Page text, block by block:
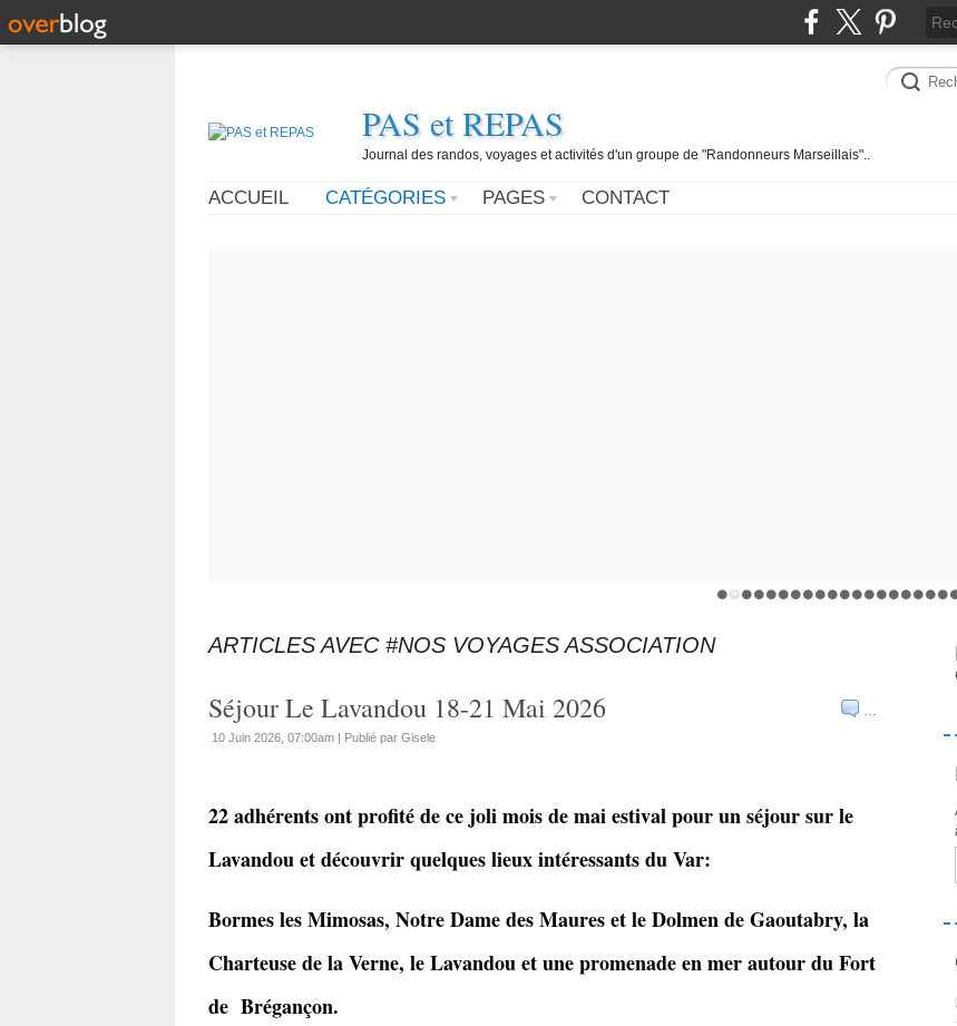
PAS et REPAS
Journal des randos, voyages et activités d'un groupe de "Randonneurs Marseillais"..
ACCUEIL CATÉGORIES PAGES CONTACT
ARTICLES AVEC #NOS VOYAGES ASSOCIATION
…
Séjour Le Lavandou 18-21 Mai 2026
10 Juin 2026, 07:00am | Publié par Gisele
22 adhérents ont profité de ce joli mois de mai estival pour un séjour sur le
Lavandou et découvrir quelques lieux intéressants du Var:
Bormes les Mimosas, Notre Dame des Maures et le Dolmen de Gaoutabry, la
Charteuse de la Verne, le Lavandou et une promenade en mer autour du Fort
de Brégançon.